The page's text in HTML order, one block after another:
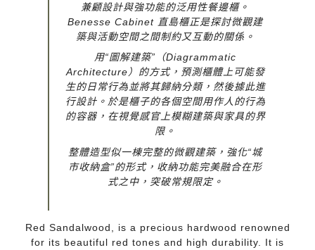
兼顧設計與強功能的泛用性餐邊櫃。
Benesse Cabinet 直島櫃正是探討微觀建
築與活動空間之間制約又互動的關係。
用“圖解建築”（Diagrammatic
Architecture）的方式，預測櫃體上可能發
生的日常行為並將其歸納分類，然後據此進
行設計。於是櫃子的各個空間用作人的行為
的容器，在視覺感官上模糊建築與家具的界
限。
整體造型似一棟完整的微觀建築，強化“城
市收納盒”的形式，收納功能完美融合在形
式之中，突破常規限定。
Red Sandalwood, is a precious hardwood renowned
for its beautiful red tones and high durability. It is